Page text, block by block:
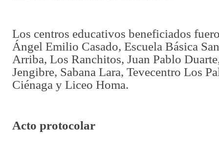
Los centros educativos beneficiados
Ángel Emilio Casado, Escuela Básica
Arriba, Los Ranchitos, Juan Pablo
Jengibre, Sabana Lara, Tevecentro Los
Ciénaga y Liceo Homa.
Acto protocolar